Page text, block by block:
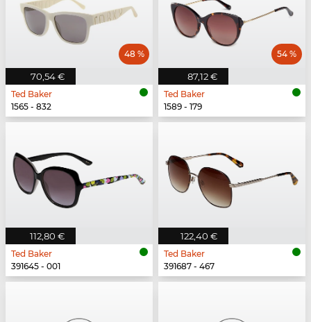
70,54 €
48 %
Ted Baker
1565 - 832
87,12 €
54 %
Ted Baker
1589 - 179
112,80 €
Ted Baker
391645 - 001
122,40 €
Ted Baker
391687 - 467